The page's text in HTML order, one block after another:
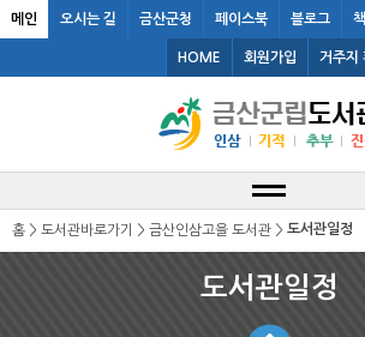
메인 오시는 길 금산군청 페이스북 블로그
HOME 회원가입 거주지
홈 > 도서관바로가기 > 금산인삼고을 도서관 > 도서관일정
도서관일정